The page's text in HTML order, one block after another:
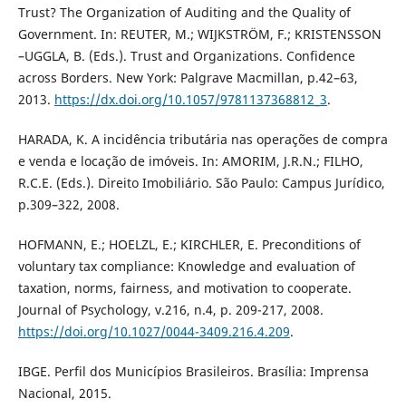
Trust? The Organization of Auditing and the Quality of
Government. In: REUTER, M.; WIJKSTRÖM, F.; KRISTENSSON
–UGGLA, B. (Eds.). Trust and Organizations. Confidence
across Borders. New York: Palgrave Macmillan, p.42–63,
2013. https://dx.doi.org/10.1057/9781137368812_3.
HARADA, K. A incidência tributária nas operações de compra
e venda e locação de imóveis. In: AMORIM, J.R.N.; FILHO,
R.C.E. (Eds.). Direito Imobiliário. São Paulo: Campus Jurídico,
p.309–322, 2008.
HOFMANN, E.; HOELZL, E.; KIRCHLER, E. Preconditions of
voluntary tax compliance: Knowledge and evaluation of
taxation, norms, fairness, and motivation to cooperate.
Journal of Psychology, v.216, n.4, p. 209-217, 2008.
https://doi.org/10.1027/0044-3409.216.4.209.
IBGE. Perfil dos Municípios Brasileiros. Brasília: Imprensa
Nacional, 2015.